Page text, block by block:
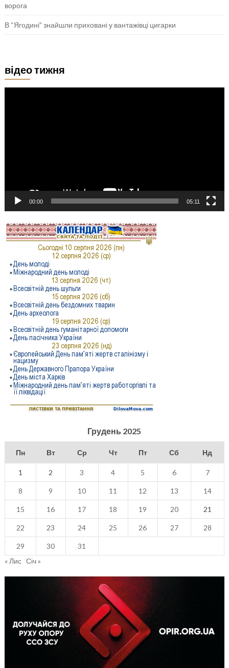
ворога
В “Ягодині” знайшли приховані у вантажівці цигарки
відео тижня
00:00 05:11
Грудень 2025
Пн Вт Ср Чт Пт Сб Нд
1 2 3 4 5 6 7
8 9 10 11 12 13 14
15 16 17 18 19 20 21
22 23 24 25 26 27 28
29 30
31
« Лис Січ »